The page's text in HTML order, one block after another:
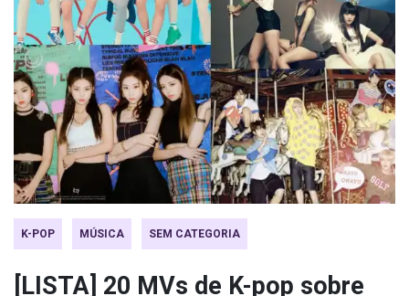
K-POP MÚSICA SEM CATEGORIA
[LISTA] 20 MVs de K-pop sobre